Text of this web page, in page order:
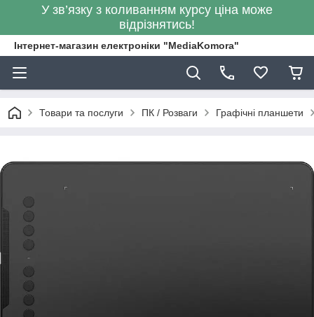
У зв’язку з коливанням курсу ціна може
відрізнятись!
Інтернет-магазин електроніки "MediaKomora"
Товари та послуги ПК / Розваги Графічні планшети